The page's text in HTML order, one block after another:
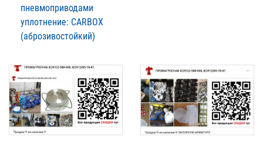
пневмоприводами
уплотнение: CARBOX
(аброзивостойкий)